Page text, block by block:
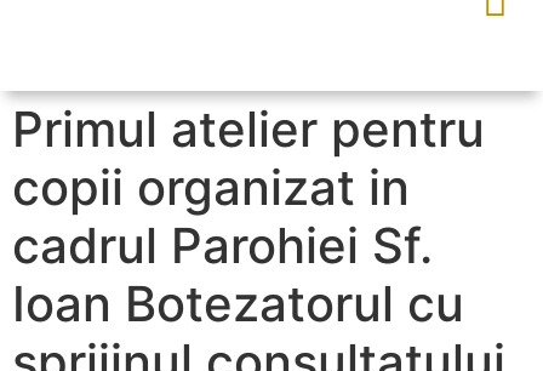
Primul atelier pentru
copii organizat in
cadrul Parohiei Sf.
Ioan Botezatorul cu